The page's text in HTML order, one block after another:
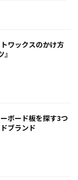
ワックスのかけ方
ボード板を探す3つ
ブランド